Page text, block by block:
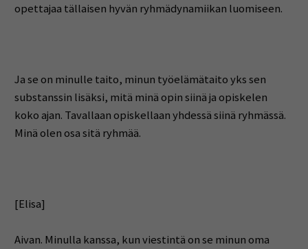
opettajaa tällaisen hyvän ryhmädynamiikan luomiseen.
Ja se on minulle taito, minun työelämätaito yks sen
substanssin lisäksi, mitä minä opin siinä ja opiskelen
koko ajan. Tavallaan opiskellaan yhdessä siinä ryhmässä.
Minä olen osa sitä ryhmää.
[Elisa]
Aivan. Minulla kanssa, kun viestintä on se minun oma